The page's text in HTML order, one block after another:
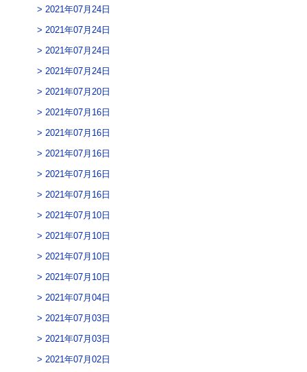
2021年07月24日
2021年07月24日
2021年07月24日
2021年07月24日
2021年07月20日
2021年07月16日
2021年07月16日
2021年07月16日
2021年07月16日
2021年07月16日
2021年07月10日
2021年07月10日
2021年07月10日
2021年07月10日
2021年07月04日
2021年07月03日
2021年07月03日
2021年07月02日